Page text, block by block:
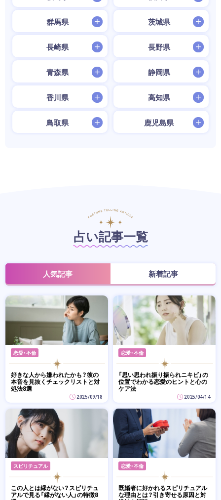
群馬県 茨城県
長崎県 長野県
青森県 静岡県
香川県 高知県
鳥取県 鹿児島県
占い記事一覧
人気記事 新着記事
恋愛・不倫
好きな人から嫌われたかも？彼の
本音を見抜くチェックリストと対
処法8選
2025/09/18
恋愛・不倫
「思い思われ振り振られニキビ」の
位置でわかる恋愛のヒントと心の
ケア法
2025/04/14
スピリチュアル
この人とは縁がない？スピリチュ
アルで見る「縁がない人」の特徴8
恋愛・不倫
既婚者に好かれるスピリチュアル
な理由とは？引き寄せる原因と対